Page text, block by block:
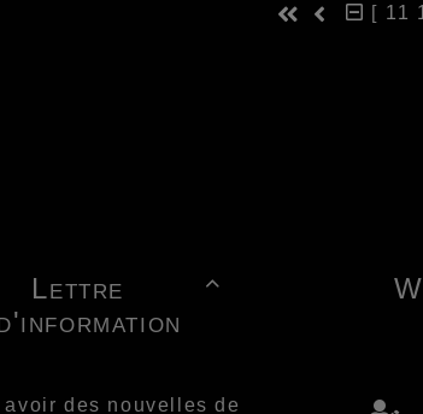
[ 11

Lettre
avoir des nouvelles de